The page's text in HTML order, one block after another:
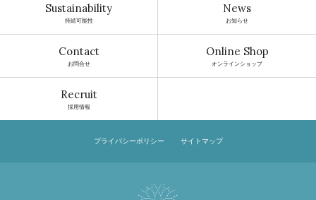
Sustainability
持続可能性
News
お知らせ
Contact
お問合せ
Online Shop
オンラインショップ
Recruit
採用情報
プライバシーポリシー サイトマップ